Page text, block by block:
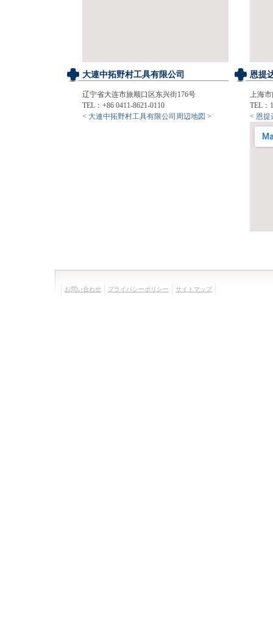
大連中拓野村工具有限公司
辽宁省大连市旅顺口区东兴街176号
TEL：+86 0411-8621-0110
< 大連中拓野村工具有限公司周辺地図 >
恩提
上海市
TEL：
< 恩提
お問い合わせ プライバシーポリシー サイトマップ